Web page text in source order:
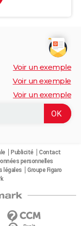
Voir un exemple
Voir un exemple
Voir un exemple
Publicité
Contact
personnelles
légales
Groupe Figaro